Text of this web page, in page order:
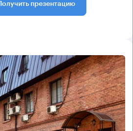
Получить презентацию